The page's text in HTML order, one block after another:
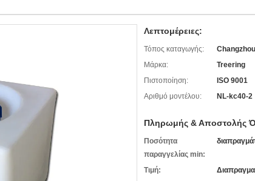
Λεπτομέρειες:
Τόπος καταγωγής:
Μάρκα:
Treering
Πιστοποίηση:
ISO 9001
Αριθμό μοντέλου:
NL-kc40-2
Πληρωμής & Αποστολής
Ποσότητα
παραγγελίας min:
Τιμή: